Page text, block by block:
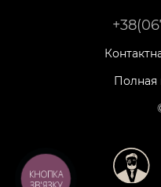
Полная
КНОПКА